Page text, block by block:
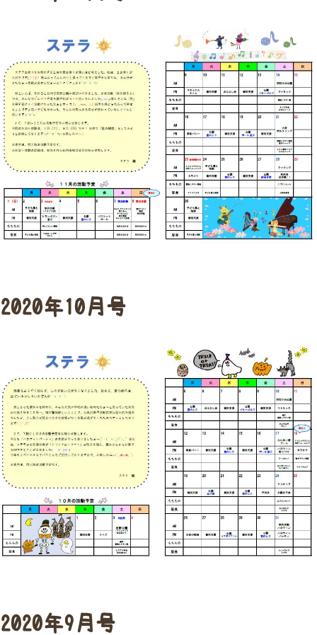
2020年10月号
2020年9月号